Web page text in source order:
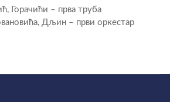
– прва труба
Дљин – први оркестар